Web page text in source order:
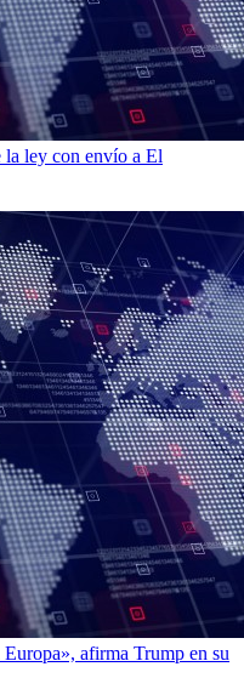
ley con envío a El
afirma Trump en su